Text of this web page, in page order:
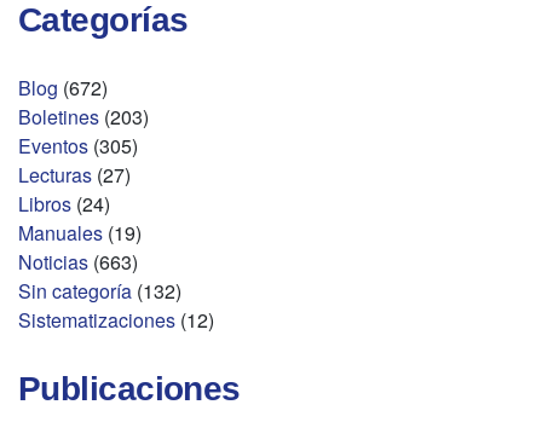
Categorías
Blog (672)
Boletines (203)
Eventos (305)
Lecturas (27)
Libros (24)
Manuales (19)
Noticias (663)
Sin categoría (132)
Sistematizaciones (12)
Publicaciones